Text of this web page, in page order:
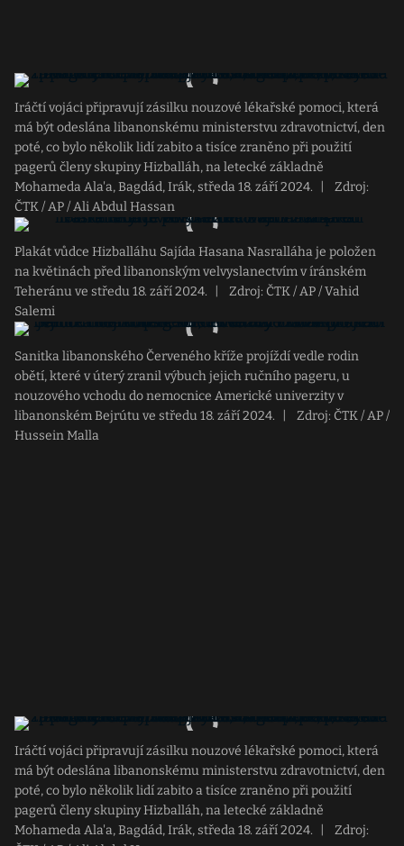
Iráčtí vojáci připravují zásilku nouzové lékařské pomoci, která
má být odeslána libanonskému ministerstvu zdravotnictví, den
poté, co bylo několik lidí zabito a tisíce zraněno při použití
pagerů členy skupiny Hizballáh, na letecké základně
Mohameda Ala'a, Bagdád, Irák, středa 18. září 2024.
Zdroj:
ČTK / AP / Ali Abdul Hassan
Plakát vůdce Hizballáhu Sajída Hasana Nasralláha je položen
na květinách před libanonským velvyslanectvím v íránském
Teheránu ve středu 18. září 2024.
Zdroj: ČTK / AP / Vahid
Salemi
Sanitka libanonského Červeného kříže projíždí vedle rodin
obětí, které v úterý zranil výbuch jejich ručního pageru, u
nouzového vchodu do nemocnice Americké univerzity v
libanonském Bejrútu ve středu 18. září 2024.
Zdroj: ČTK / AP /
Hussein Malla
Iráčtí vojáci připravují zásilku nouzové lékařské pomoci, která
má být odeslána libanonskému ministerstvu zdravotnictví, den
poté, co bylo několik lidí zabito a tisíce zraněno při použití
pagerů členy skupiny Hizballáh, na letecké základně
Mohameda Ala'a, Bagdád, Irák, středa 18. září 2024.
Zdroj: